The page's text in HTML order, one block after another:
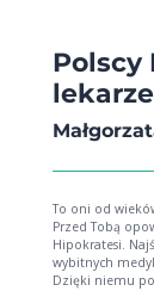
Polscy
To oni od
Przed Tobą
Hipokratesi.
wybitnych
Dzięki niemu